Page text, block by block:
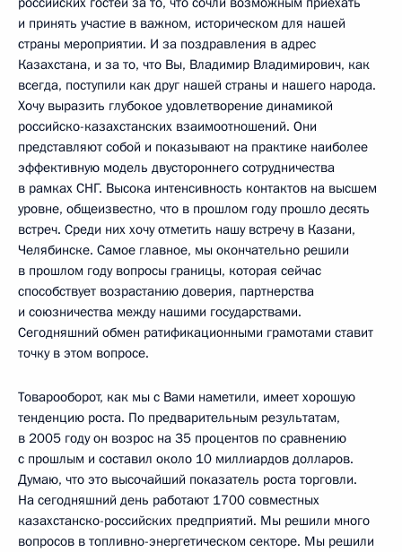
и принять участие в важном, историческом для нашей
страны мероприятии. И за поздравления в адрес
Казахстана, и за то, что Вы, Владимир Владимирович, как
всегда, поступили как друг нашей страны и нашего народа.
Хочу выразить глубокое удовлетворение динамикой
российско-казахстанских взаимоотношений. Они
представляют собой и показывают на практике наиболее
эффективную модель двустороннего сотрудничества
в рамках СНГ. Высока интенсивность контактов на высшем
уровне, общеизвестно, что в прошлом году прошло десять
встреч. Среди них хочу отметить нашу встречу в Казани,
Челябинске. Самое главное, мы окончательно решили
в прошлом году вопросы границы, которая сейчас
способствует возрастанию доверия, партнерства
и союзничества между нашими государствами.
Сегодняшний обмен ратификационными грамотами ставит
точку в этом вопросе.
Товарооборот, как мы с Вами наметили, имеет хорошую
тенденцию роста. По предварительным результатам,
в 2005 году он возрос на 35 процентов по сравнению
с прошлым и составил около 10 миллиардов долларов.
Думаю, что это высочайший показатель роста торговли.
На сегодняшний день работают 1700 совместных
казахстанско-российских предприятий. Мы решили много
вопросов в топливно-энергетическом секторе. Мы решили